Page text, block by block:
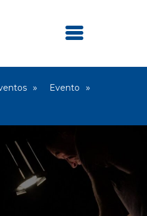
Evento